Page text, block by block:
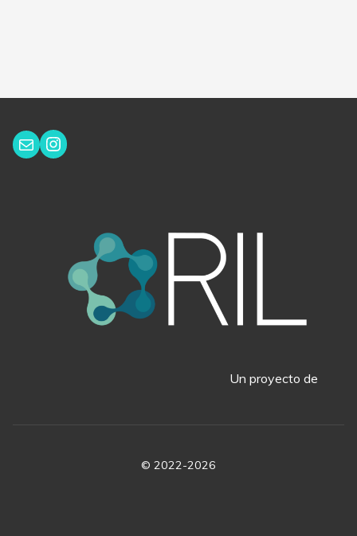
Correo electrónico
Instagram
Un proyecto de
© 2022-2026